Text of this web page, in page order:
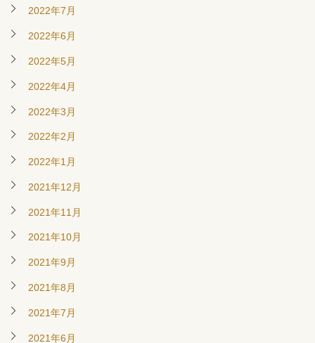
2022年7月
2022年6月
2022年5月
2022年4月
2022年3月
2022年2月
2022年1月
2021年12月
2021年11月
2021年10月
2021年9月
2021年8月
2021年7月
2021年6月